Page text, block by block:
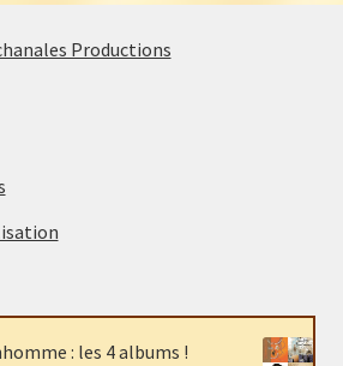
Productions
: les 4 albums !